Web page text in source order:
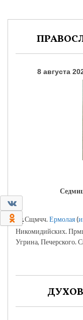
0
8 августа
Сщмчч.Ермолая(
Никомидийских.
Угрина, Печерского.